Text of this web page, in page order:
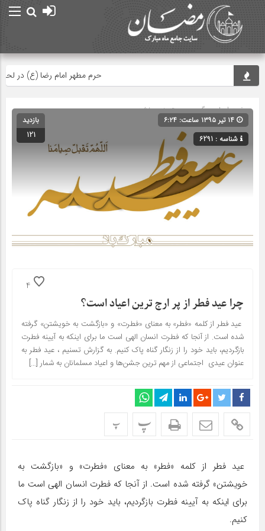
حرم مطهر امام رضا (ع) در لحظه
صفحه اصلی» گروه » دسته‌بندی نشده
شناسه : 6291
بازدید
121
4
​​​​​​​چرا عید فطر از پر ارج ترین اعیاد است؟
عید فطر از کلمه «فطر» به معنای «فطرت» و «بازگشت به خویشتن» گرفته
شده است. از آنجا که فطرت انسان الهی است ما برای اینکه به آیینه فطرت
بازگردیم، باید خود را از زنگار گناه پاک کنیم. به گزارش تسنیم ، عید فطر به
عنوان عیدی اجتماعی از مهم ترین جشن‌ها و اعیاد مسلمانان به شمار […]
پ پ
عید فطر از کلمه «فطر» به معنای «فطرت» و «بازگشت به
خویشتن» گرفته شده است. از آنجا که فطرت انسان الهی است ما
برای اینکه به آیینه فطرت بازگردیم، باید خود را از زنگار گناه پاک
کنیم.